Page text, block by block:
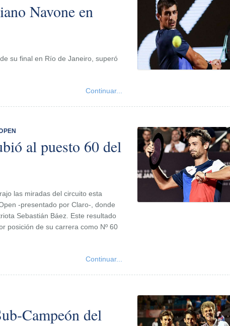
Navone en
su final en Río de Janeiro, superó
Continuar...
al puesto 60 del
las miradas del circuito esta
-presentado por Claro-, donde
Sebastián Báez. Este resultado
posición de su carrera como Nº 60
Continuar...
Campeón del